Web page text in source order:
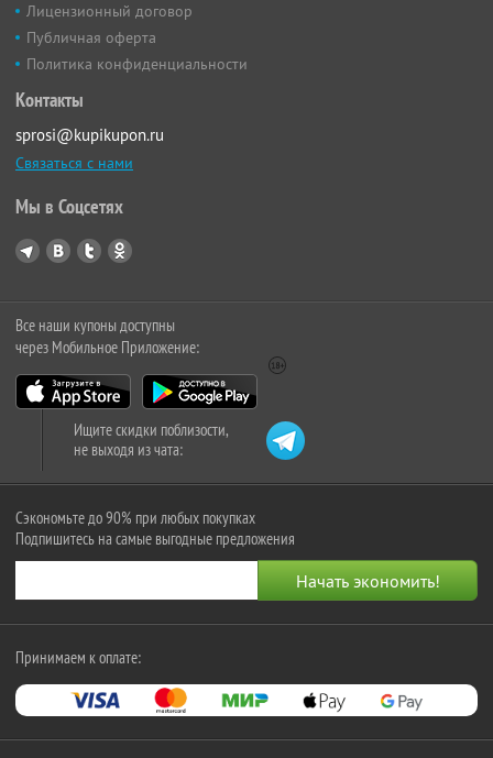
Лицензионный договор
Публичная оферта
Политика конфиденциальности
Контакты
sprosi@kupikupon.ru
Связаться с нами
Мы в Соцсетях
Все наши купоны доступны
через Мобильное Приложение:
Ищите скидки поблизости,
не выходя из чата:
Сэкономьте до 90% при любых покупках
Подпишитесь на самые выгодные предложения
Принимаем к оплате: